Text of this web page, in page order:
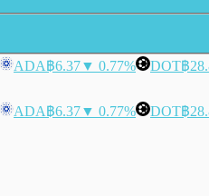
ADA฿6.37▼ 0.77% DOT฿
ADA฿6.37▼ 0.77% DOT฿